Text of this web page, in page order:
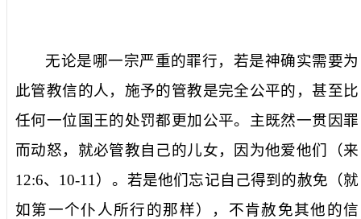
无论是哪一宗严重的罪行，若是神确实需要为
此管教信的人，施予的管教是完全公平的，甚至比
任何一位国王的处罚都更加公平。主既然一贯因罪
而动怒，就必管教自己的儿女，因为他爱他们（来
12:6、 10-11 ）。若是他们忘记自己得到的赦免（就
如第一个仆人所行的那样），不肯赦免其他的信